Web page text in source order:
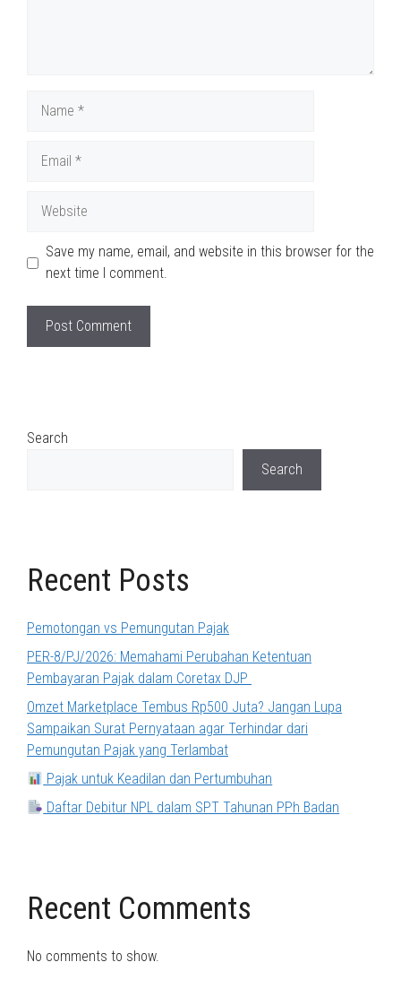
Save my name, email, and website in this browser for the
next time I comment.
Search
Search
Recent Posts
Pemotongan vs Pemungutan Pajak
PER-8/PJ/2026: Memahami Perubahan Ketentuan
Pembayaran Pajak dalam Coretax DJP
Omzet Marketplace Tembus Rp500 Juta? Jangan Lupa
Sampaikan Surat Pernyataan agar Terhindar dari
Pemungutan Pajak yang Terlambat
Pajak untuk Keadilan dan Pertumbuhan
Daftar Debitur NPL dalam SPT Tahunan PPh Badan
Recent Comments
No comments to show.